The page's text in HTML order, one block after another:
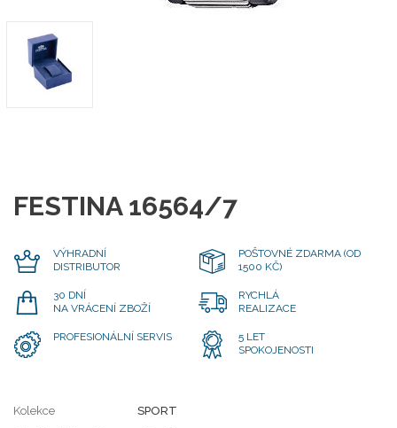
FESTINA 16564/7
VÝHRADNÍ
DISTRIBUTOR
POŠTOVNÉ ZDARMA (OD
1500 KČ)
30 DNÍ
NA VRÁCENÍ ZBOŽÍ
RYCHLÁ
REALIZACE
PROFESIONÁLNÍ SERVIS
5 LET
SPOKOJENOSTI
Kolekce
SPORT